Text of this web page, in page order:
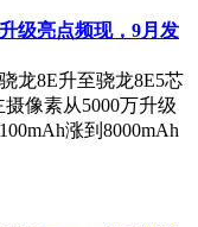
级亮点频现，9月发
龙8E升至骁龙8E5芯
像素从5000万升级
涨到8000mAh